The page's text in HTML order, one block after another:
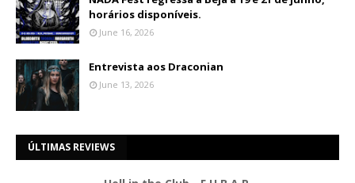
horários disponíveis.
June 16, 2026
Entrevista aos Draconian
June 13, 2026
ÚLTIMAS REVIEWS